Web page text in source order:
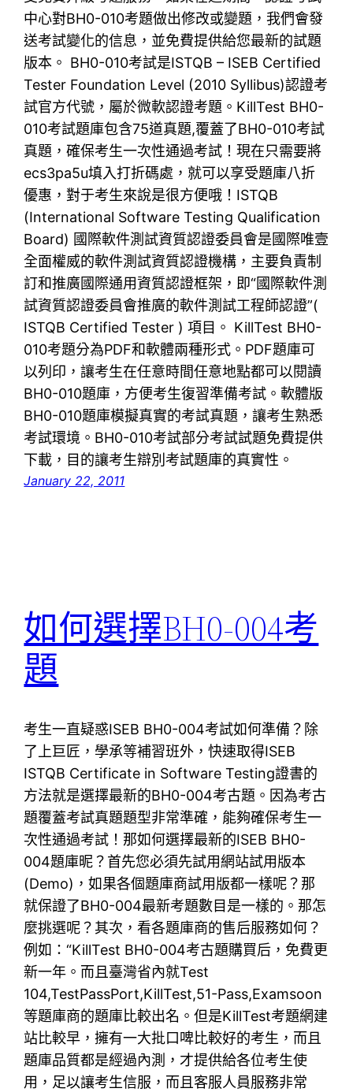
中心對BH0-010考題做出修改或變題，我們會發
送考試變化的信息，並免費提供給您最新的試題
版本。 BH0-010考試是ISTQB – ISEB Certified
Tester Foundation Level (2010 Syllibus)認證考
試官方代號，屬於微軟認證考題。KillTest BH0-
010考試題庫包含75道真題,覆蓋了BH0-010考試
真題，確保考生一次性通過考試！現在只需要將
ecs3pa5u填入打折碼處，就可以享受題庫八折
優惠，對于考生來說是很方便哦！ISTQB
(International Software Testing Qualification
Board) 國際軟件測試資質認證委員會是國際唯壹
全面權威的軟件測試資質認證機構，主要負責制
訂和推廣國際通用資質認證框架，即“國際軟件測
試資質認證委員會推廣的軟件測試工程師認證”(
ISTQB Certified Tester ) 項目。 KillTest BH0-
010考題分為PDF和軟體兩種形式。PDF題庫可
以列印，讓考生在任意時間任意地點都可以閱讀
BH0-010題庫，方便考生復習準備考試。軟體版
BH0-010題庫模擬真實的考試真題，讓考生熟悉
考試環境。BH0-010考試部分考試試題免費提供
下載，目的讓考生辯別考試題庫的真實性。
January 22, 2011
如何選擇BH0-004考
題
考生一直疑惑ISEB BH0-004考試如何準備？除
了上巨匠，學承等補習班外，快速取得ISEB
ISTQB Certificate in Software Testing證書的
方法就是選擇最新的BH0-004考古題。因為考古
題覆蓋考試真題題型非常準確，能夠確保考生一
次性通過考試！那如何選擇最新的ISEB BH0-
004題庫昵？首先您必須先試用網站試用版本
(Demo)，如果各個題庫商試用版都一樣呢？那
就保證了BH0-004最新考題數目是一樣的。那怎
麼挑選呢？其次，看各題庫商的售后服務如何？
例如：“KillTest BH0-004考古題購買后，免費更
新一年。而且臺灣省內就Test
104,TestPassPort,KillTest,51-Pass,Examsoon
等題庫商的題庫比較出名。但是KillTest考題網建
站比較早，擁有一大批口啤比較好的考生，而且
題庫品質都是經過內測，才提供給各位考生使
用，足以讓考生信服，而且客服人員服務非常